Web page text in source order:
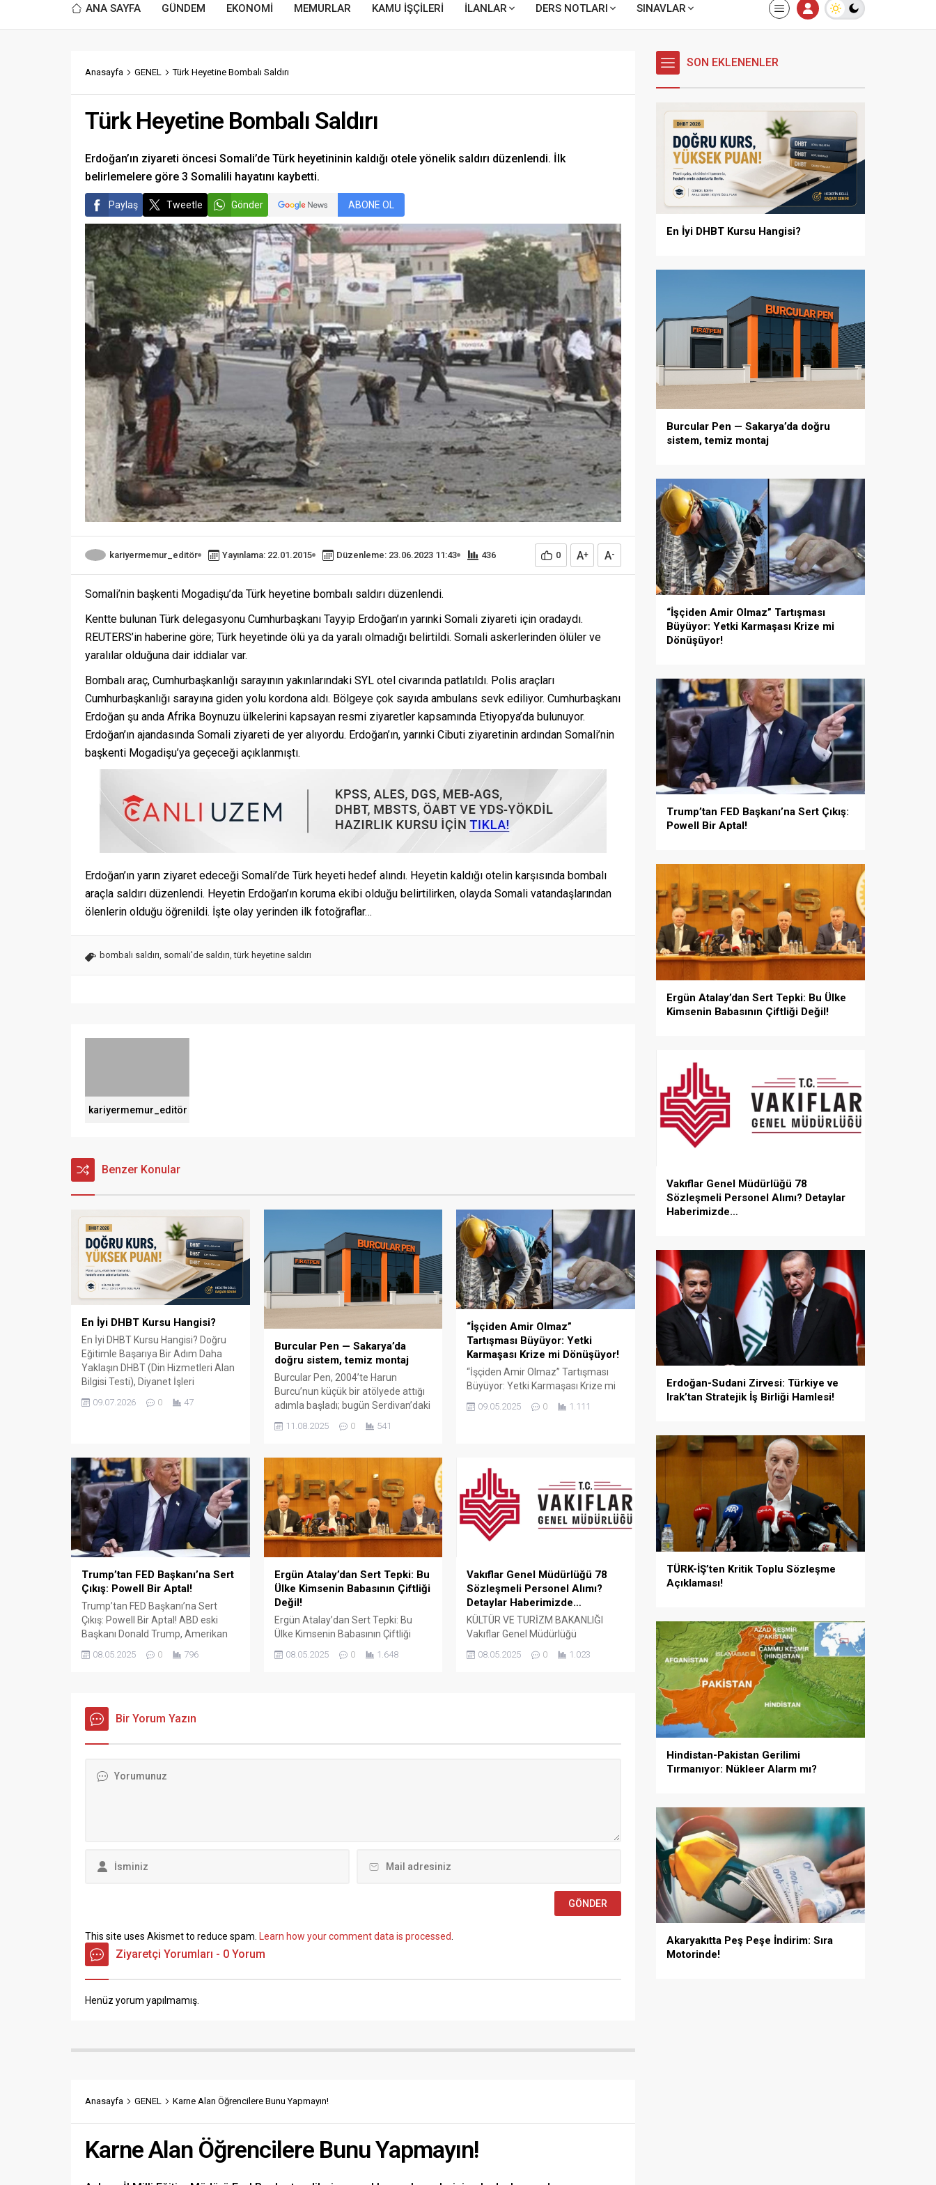
ANA SAYFA GÜNDEM EKONOMİ MEMURLAR KAMU İŞÇİLERİ İLANLAR DERS NOTLARI SINAVLAR
Anasayfa GENEL Türk Heyetine Bombalı Saldırı
Türk Heyetine Bombalı Saldırı
Erdoğan’ın ziyareti öncesi Somali’de Türk heyetininin kaldığı otele yönelik saldırı düzenlendi. İlk
belirlemelere göre 3 Somalili hayatını kaybetti.
Paylaş Tweetle Gönder ABONE OL
kariyermemur_editör Yayınlama: 22.01.2015 Düzenleme: 23.06.2023 11:43 436 0 A+ A-
Somali’nin başkenti Mogadişu’da Türk heyetine bombalı saldırı düzenlendi.
Kentte bulunan Türk delegasyonu Cumhurbaşkanı Tayyip Erdoğan’ın yarınki Somali ziyareti için oradaydı.
REUTERS’in haberine göre; Türk heyetinde ölü ya da yaralı olmadığı belirtildi. Somali askerlerinden ölüler ve
yaralılar olduğuna dair iddialar var.
Bombalı araç, Cumhurbaşkanlığı sarayının yakınlarındaki SYL otel civarında patlatıldı. Polis araçları
Cumhurbaşkanlığı sarayına giden yolu kordona aldı. Bölgeye çok sayıda ambulans sevk ediliyor. Cumhurbaşkanı
Erdoğan şu anda Afrika Boynuzu ülkelerini kapsayan resmi ziyaretler kapsamında Etiyopya’da bulunuyor.
Erdoğan’ın ajandasında Somali ziyareti de yer alıyordu. Erdoğan’ın, yarınki Cibuti ziyaretinin ardından Somali’nin
başkenti Mogadişu’ya geçeceği açıklanmıştı.
Erdoğan’ın yarın ziyaret edeceği Somali’de Türk heyeti hedef alındı. Heyetin kaldığı otelin karşısında bombalı
araçla saldırı düzenlendi. Heyetin Erdoğan’ın koruma ekibi olduğu belirtilirken, olayda Somali vatandaşlarından
ölenlerin olduğu öğrenildi. İşte olay yerinden ilk fotoğraflar…
bombalı saldırı somali'de saldırı ,türk heyetine saldırı
kariyermemur_editör
Benzer Konular
En İyi DHBT Kursu Hangisi?
En İyi DHBT Kursu Hangisi? Doğru
Eğitimle Başarıya Bir Adım Daha
Yaklaşın DHBT (Din Hizmetleri Alan
Bilgisi Testi), Diyanet İşleri
adaylar için büyük önem taşıyan bir
Ancak en sık sorulan sorulardan...
09.07.2026 0 47
Burcular Pen — Sakarya’da
doğru sistem, temiz montaj
Burcular Pen, 2004’te Harun
Burcu’nun küçük bir atölyede attığı
adımla başladı; bugün Serdivan’daki
147 m² showroomu ve 750 m²
kapalı üretim alanıyla, Sakarya ve
balkon, kış bahçesi, panjur ve
küpeşte çözümlerini tek çatı altında
sunuyor. Fıratpen kurumsal bayiliği
ile çalışıyor olmamız; profil kalitesi,
aksesuar standardı...
11.08.2025 0 541
“İşçiden Amir Olmaz”
Tartışması Büyüyor: Yetki
Karmaşası Krize mi Dönüşüyor!
“İşçiden Amir Olmaz” Tartışması
Büyüyor: Yetki Karmaşası Krize mi
çalışanları arasında büyüyen “yetki
açıklamaları, bazı memur
sendikalarının kamu işçilerine
yönelik yaklaşımlarını gözler önüne
serdi. Atalay, bazı memur
sendikalarının Cumhurbaşkanlığı’na
başvurarak “İşçiden amir olmaz”
09.05.2025 0 1.111
Trump’tan FED Başkanı’na Sert
Çıkış: Powell Bir Aptal!
Trump’tan FED Başkanı’na Sert
Çıkış: Powell Bir Aptal! ABD eski
Başkanı Donald Trump, Amerikan
Jerome Powell’ın faiz oranlarını
açıklamada Trump, “Çok geç.
Powell bir aptal, hiçbir fikri yok.
Onun dışında kendisini çok
08.05.2025 0 796
Ergün Atalay’dan Sert Tepki: Bu
Ülke Kimsenin Babasının Çiftliği
Değil!
Ergün Atalay’dan Sert Tepki: Bu
Ülke Kimsenin Babasının Çiftliği
Konfederasyonu (TÜRK-İŞ) Genel
gerçekleştirilen basın toplantısında
08.05.2025 0 1.648
Vakıflar Genel Müdürlüğü 78
Sözleşmeli Personel Alımı?
Detaylar Haberimizde…
KÜLTÜR VE TURİZM BAKANLIĞI
Vakıflar Genel Müdürlüğü
Genel Müdürlüğümüz Merkez ve
Esaslar” çerçevesinde sözlü sınavla
08.05.2025 0 1.023
Bir Yorum Yazın
This site uses Akismet to reduce spam. Learn how your comment data is processed
Ziyaretçi Yorumları - 0 Yorum
Henüz yorum yapılmamış.
Anasayfa GENEL Karne Alan Öğrencilere Bunu Yapmayın!
Karne Alan Öğrencilere Bunu Yapmayın!
SON EKLENENLER
En İyi DHBT Kursu Hangisi?
Burcular Pen — Sakarya’da doğru
sistem, temiz montaj
“İşçiden Amir Olmaz” Tartışması
Büyüyor: Yetki Karmaşası Krize mi
Dönüşüyor!
Trump’tan FED Başkanı’na Sert Çıkış:
Powell Bir Aptal!
Ergün Atalay’dan Sert Tepki: Bu Ülke
Kimsenin Babasının Çiftliği Değil!
Vakıflar Genel Müdürlüğü 78
Sözleşmeli Personel Alımı? Detaylar
Haberimizde…
Erdoğan-Sudani Zirvesi: Türkiye ve
Irak’tan Stratejik İş Birliği Hamlesi!
TÜRK-İŞ’ten Kritik Toplu Sözleşme
Açıklaması!
Hindistan-Pakistan Gerilimi
Tırmanıyor: Nükleer Alarm mı?
Akaryakıtta Peş Peşe İndirim: Sıra
Motorinde!